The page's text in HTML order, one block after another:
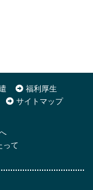
福利厚生
サイトマップ
って